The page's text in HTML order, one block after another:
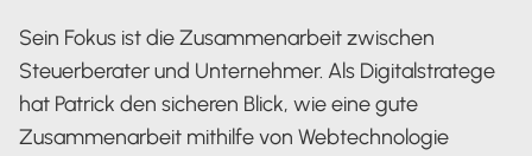
Sein Fokus ist die Zusammenarbeit zwischen
Steuerberater und Unternehmer. Als Digitalstratege
hat Patrick den sicheren Blick, wie eine gute
Zusammenarbeit mithilfe von Webtechnologie